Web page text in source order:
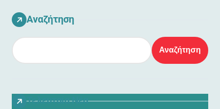
Αναζήτηση
Αναζήτηση
Τελευταία Νέα